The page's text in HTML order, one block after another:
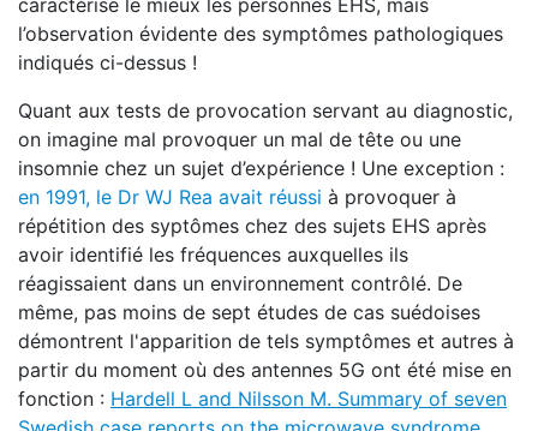
caractérise le mieux les personnes EHS, mais
l’observation évidente des symptômes pathologiques
indiqués ci-dessus !
Quant aux tests de provocation servant au diagnostic,
on imagine mal provoquer un mal de tête ou une
insomnie chez un sujet d’expérience ! Une exception :
en 1991, le Dr WJ Rea avait réussi à provoquer à
répétition des syptômes chez des sujets EHS après
avoir identifié les fréquences auxquelles ils
réagissaient dans un environnement contrôlé. De
même, pas moins de sept études de cas suédoises
démontrent l'apparition de tels symptômes et autres à
partir du moment où des antennes 5G ont été mise en
fonction : Hardell L and Nilsson M. Summary of seven